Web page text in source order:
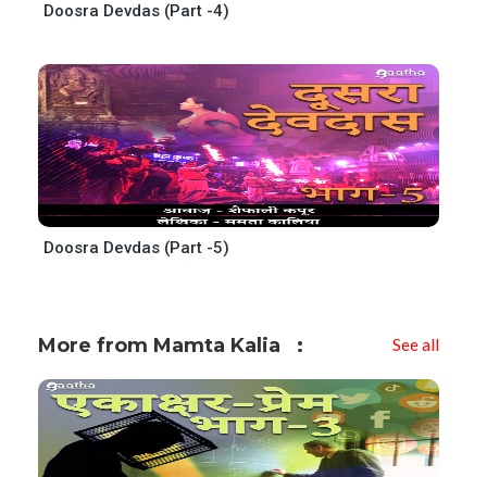
Doosra Devdas (Part -4)
Doosra Devdas (Part -5)
More from Mamta Kalia See all